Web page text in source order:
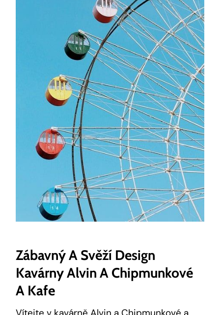
Zábavný A Svěží Design
Kavárny Alvin A Chipmunkové
A Kafe